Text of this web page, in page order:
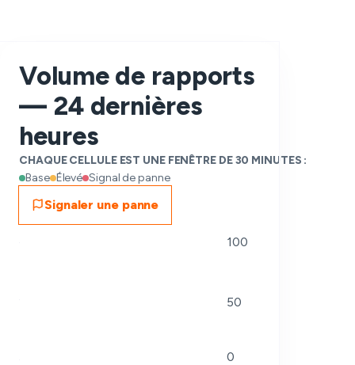
Volume de rapports
— 24 dernières
heures
CHAQUE CELLULE EST UNE FENÊTRE DE 30 MINUTES :
Base Élevé Signal de panne
Signaler une panne
100
50
0